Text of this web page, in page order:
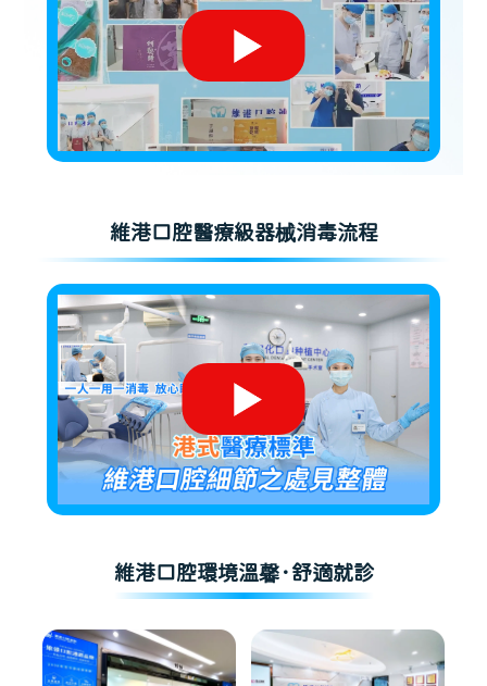
維港口腔醫療級器械消毒流程
維港口腔環境溫馨·舒適就診